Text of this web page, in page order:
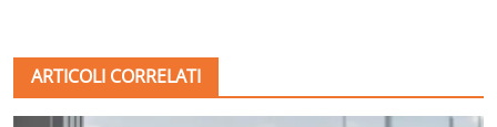
ARTICOLI CORRELATI